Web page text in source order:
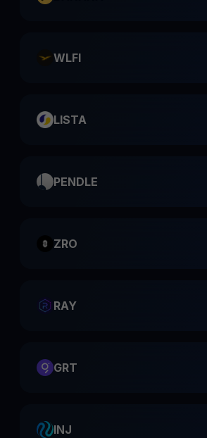
WLFI
LISTA
PENDLE
ZRO
RAY
GRT
INJ